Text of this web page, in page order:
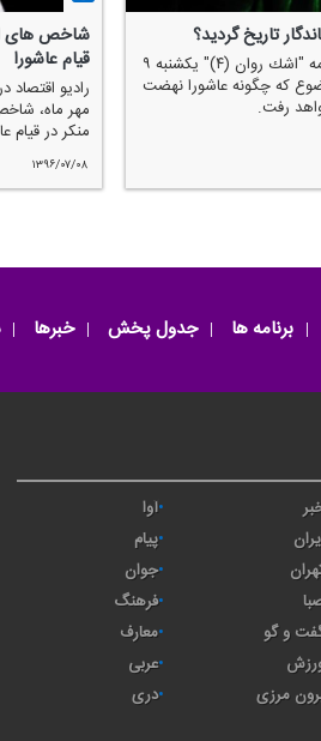
تاریخ گردید؟
رادیو اقتصاد در ویژه برنامه "اشك روان (۴)" یكشنبه ۹
كه چگونه عاشورا نهضت
رفت.
شاخص های
قیام عاشورا
مهر ماه،
منكر در قیام
۱۳۹۶/۰۷/۰۸
برنامه ها جدول پخش خبرها
آوا
پیام
جوان
فرهنگ
و گو
معارف
عربی
مرزی
دری